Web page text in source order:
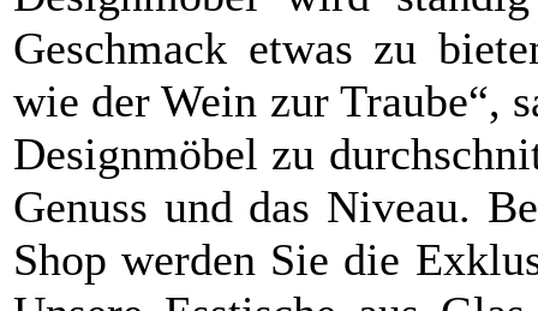
Geschmack etwas zu
wie der Wein zur Traube“,
Designmöbel zu
Genuss und das Niveau.
Shop werden Sie die